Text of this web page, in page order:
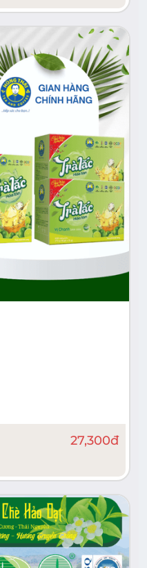
27,300đ